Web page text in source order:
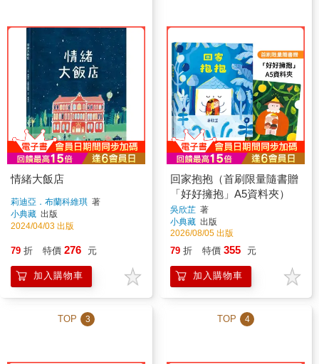
情緒大飯店
莉迪亞．布蘭科維琪 著
小典藏 出版
2024/04/03 出版
79 折 特價 276 元
加入購物車
回家抱抱（首刷限量隨書贈
「好好擁抱」A5資料夾）
吳欣芷 著
小典藏 出版
2026/08/05 出版
79 折 特價 355 元
加入購物車
TOP 3 TOP 4